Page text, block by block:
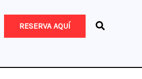
RESERVA AQUÍ